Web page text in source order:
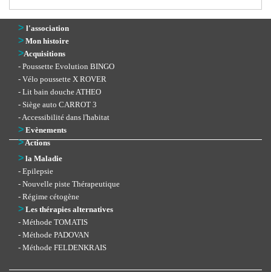
> l'association
> Mon histoire
>Acquisitions
- Poussette Evolution BINGO
- Vélo poussette X ROVER
- Lit bain douche ATHEO
- Siège auto CARROT 3
- Accessibilité dans l'habitat
> Evènements
>Actions
> la Maladie
- Epilepsie
- Nouvelle piste Thérapeutique
- Régime cétogène
> Les thérapies alternatives
- Méthode TOMATIS
- Méthode PADOVAN
- Méthode FELDENKRAIS